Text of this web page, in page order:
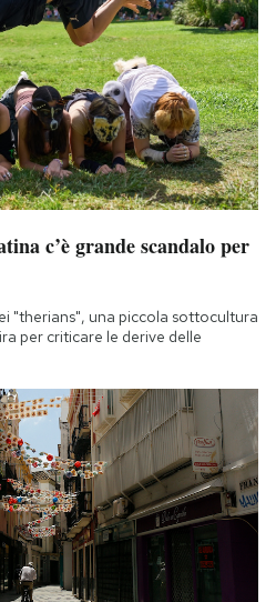
c’è grande scandalo per
"therians", una piccola sottocultura
per criticare le derive delle